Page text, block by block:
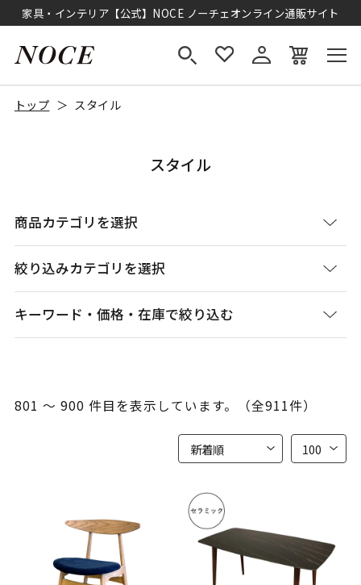
家具・インテリア【公式】NOCE ノーチェオンライン通販サイト
トップ スタイル
スタイル
商品カテゴリを選択
絞り込みカテゴリを選択
キーワード・価格・在庫で絞り込む
801 ～ 900 件目を表示しています。（全911件）